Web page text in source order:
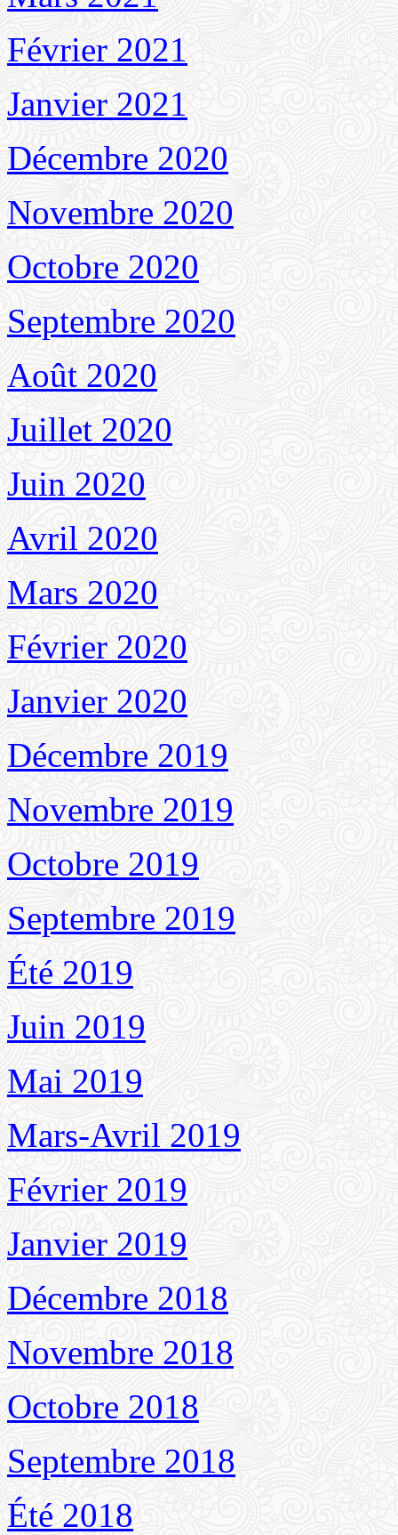
Février 2021
Janvier 2021
Décembre 2020
Novembre 2020
Octobre 2020
Septembre 2020
Août 2020
Juillet 2020
Juin 2020
Avril 2020
Mars 2020
Février 2020
Janvier 2020
Décembre 2019
Novembre 2019
Octobre 2019
Septembre 2019
Été 2019
Juin 2019
Mai 2019
Mars-Avril 2019
Février 2019
Janvier 2019
Décembre 2018
Novembre 2018
Octobre 2018
Septembre 2018
Été 2018